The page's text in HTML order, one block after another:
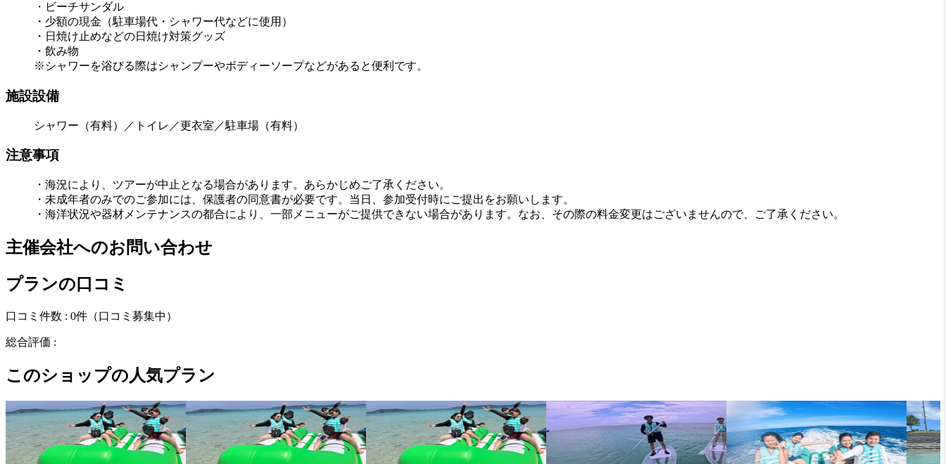
・ビーチサンダル
・少額の現金（駐車場代・シャワー代などに使用）
・日焼け止めなどの日焼け対策グッズ
・飲み物
※シャワーを浴びる際はシャンプーやボディーソープなどがあると便利です。
施設設備
シャワー（有料）／トイレ／更衣室／駐車場（有料）
注意事項
・海況により、ツアーが中止となる場合があります。あらかじめご了承ください。
・未成年者のみでのご参加には、保護者の同意書が必要です。当日、参加受付時にご提出をお願いします。
・海洋状況や器材メンテナンスの都合により、一部メニューがご提供できない場合があります。なお、その際の料金変更はございませんので、ご了承ください。
主催会社へのお問い合わせ
プランの口コミ
口コミ件数 : 0件 （口コミ募集中）
総合評価 :
このショップの人気プラン